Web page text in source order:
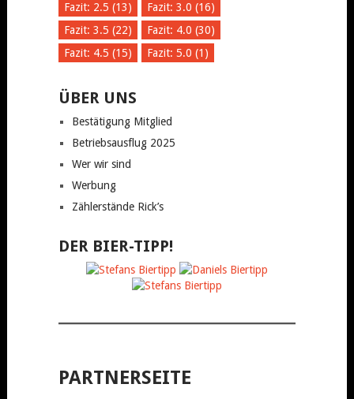
Fazit: 2.5 (13)
Fazit: 3.0 (16)
Fazit: 3.5 (22)
Fazit: 4.0 (30)
Fazit: 4.5 (15)
Fazit: 5.0 (1)
ÜBER UNS
Bestätigung Mitglied
Betriebsausflug 2025
Wer wir sind
Werbung
Zählerstände Rick’s
DER BIER-TIPP!
PARTNERSEITE